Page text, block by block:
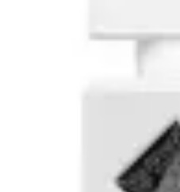
Planificación de Bienestar